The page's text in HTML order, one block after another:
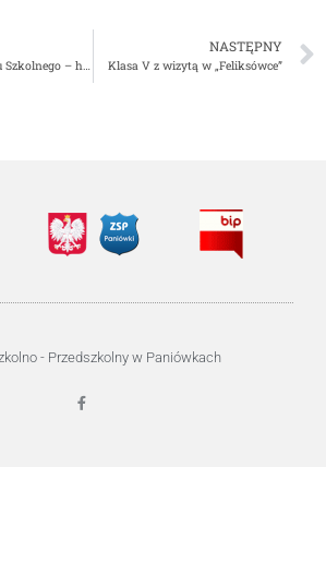
Zakończenie Roku Szkolnego – harmonogram!
NASTĘPNY
Klasa V z wizytą w „Feliksówce”
- Przedszkolny w Paniówkach